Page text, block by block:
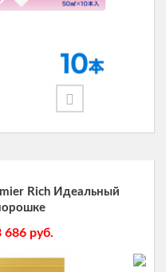
Rich Идеальный
686 руб.